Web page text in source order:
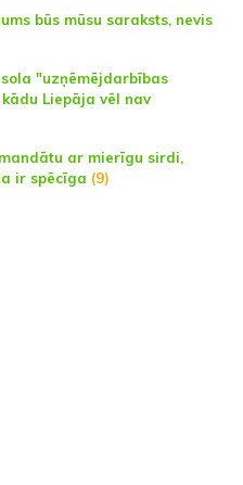
būs mūsu saraksts, nevis
"uzņēmējdarbības
Liepāja vēl nav
ar mierīgu sirdi,
ir spēcīga (9)